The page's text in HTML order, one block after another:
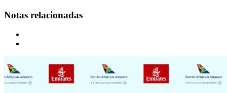
Notas relacionadas